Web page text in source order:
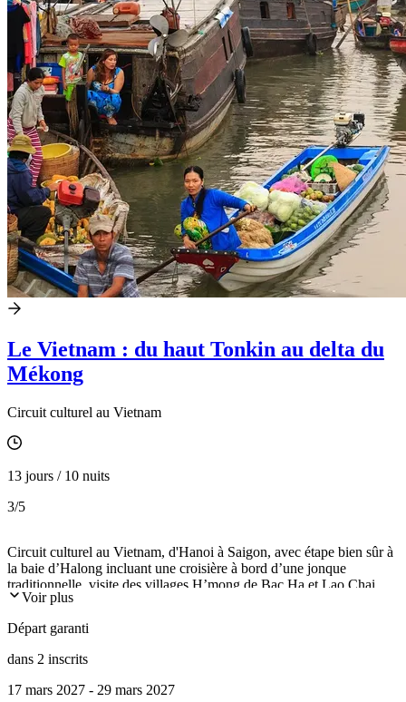
Le Vietnam : du haut Tonkin au delta du
Mékong
Circuit culturel au Vietnam
13 jours / 10 nuits
3/5
Circuit culturel au Vietnam, d'Hanoi à Saigon, avec étape bien sûr à
la baie d’Halong incluant une croisière à bord d’une jonque
traditionnelle, visite des villages H’mong de Bac Ha et Lao Chai,
Hué, Hoi An, My Son qui évoque le Champa, le delta du Mékong...
Voir plus
Départ garanti
dans 2 inscrits
17 mars 2027 - 29 mars 2027